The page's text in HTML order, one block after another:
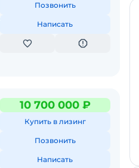
Позвонить
Написать
10 700 000 ₽
Купить в лизинг
Позвонить
Написать